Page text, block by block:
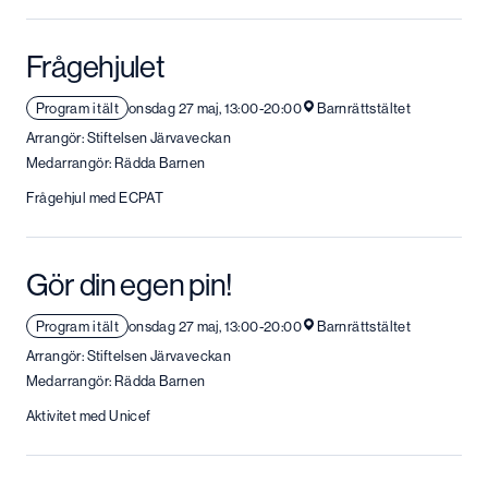
Frågehjulet
Program i tält onsdag 27 maj, 13:00-20:00
Barnrättstältet
Arrangör: Stiftelsen Järvaveckan
Medarrangör: Rädda Barnen
Frågehjul med ECPAT
Gör din egen pin!
Program i tält onsdag 27 maj, 13:00-20:00
Barnrättstältet
Arrangör: Stiftelsen Järvaveckan
Medarrangör: Rädda Barnen
Aktivitet med Unicef